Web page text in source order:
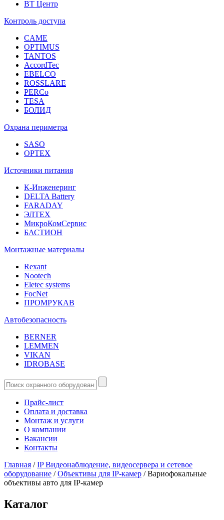
ВТ Центр
Контроль доступа
CAME
OPTIMUS
TANTOS
AccordTec
EBELCO
ROSSLARE
PERCo
TESA
БОЛИД
Охрана периметра
SASO
OPTEX
Источники питания
К-Инженеринг
DELTA Battery
FARADAY
ЭЛТЕХ
МикроКомСервис
БАСТИОН
Монтажные материалы
Rexant
Nootech
Eletec systems
FocNet
ПРОМРУКАВ
Автобезопасность
BERNER
LEMMEN
VIKAN
IDROBASE
Прайс-лист
Оплата и доставка
Монтаж и услуги
О компании
Вакансии
Контакты
Главная /IP Видеонаблюдение, видеосервера и сетевое
оборудование /Объективы для IP-камер /Вариофокальные
объективы авто для IP-камер
Каталог